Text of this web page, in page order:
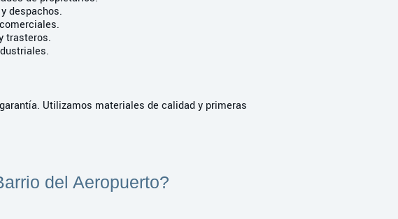
despachos.
trasteros.
Utilizamos materiales de calidad y primeras
del Aeropuerto?